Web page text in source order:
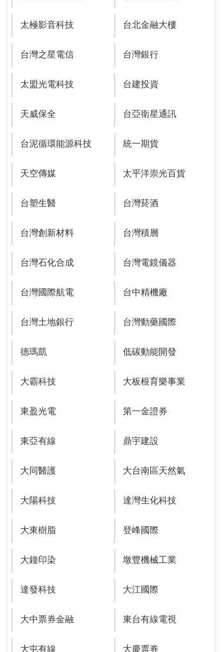
太極影音科技 台北金融大樓
台灣之星電信 台灣銀行
太盟光電科技 台建投資
天威保全 台亞衛星通訊
台泥循環能源科技 統一期貨
天空傳媒 太平洋崇光百貨
台塑生醫 台灣菸酒
台灣創新材料 台灣積層
台灣石化合成 台灣電鏡儀器
台灣國際航電 台中精機廠
台灣土地銀行 台灣動藥國際
德瑪凱 低碳動能開發
大霸科技 大板根育樂事業
東盈光電 第一金證券
東亞有線 鼎宇建設
大同醫護 大台南區天然氣
大陽科技 達灣生化科技
大東樹脂 登峰國際
大鐘印染 墩豐機械工業
達發科技 大江國際
大中票券金融 東台有線電視
大屯有線 大慶票券